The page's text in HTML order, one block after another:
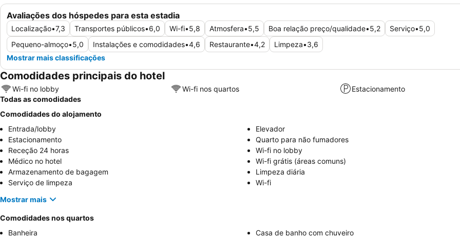
Avaliações dos hóspedes para esta estadia
Localização•7,3 Transportes públicos•6,0 Wi-fi•5,8 Atmosfera•5,5 Boa relação preço/qualidade•5,2 Serviço•5,0
Pequeno-almoço•5,0 Instalações e comodidades•4,6 Restaurante•4,2 Limpeza•3,6
Mostrar mais classificações
Comodidades principais do hotel
Wi-fi no lobby Wi-fi nos quartos
Estacionamento
Todas as comodidades
Comodidades do alojamento
Entrada/lobby
Elevador
Estacionamento
Quarto para não fumadores
Receção 24 horas
Wi-fi no lobby
Médico no hotel
Wi-fi grátis (áreas comuns)
Armazenamento de bagagem
Limpeza diária
Serviço de limpeza
Wi-fi
Mostrar mais
Comodidades nos quartos
Banheira
Casa de banho com chuveiro